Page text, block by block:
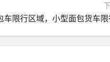
车限行区域，小型面包货车